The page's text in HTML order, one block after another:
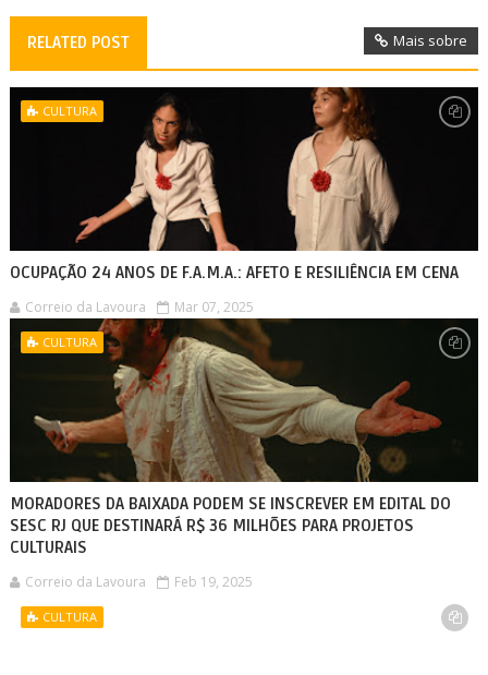
RELATED POST Mais sobre
CULTURA
OCUPAÇÃO 24 ANOS DE F.A.M.A.: AFETO E RESILIÊNCIA EM CENA
Correio da Lavoura Mar 07, 2025
CULTURA
MORADORES DA BAIXADA PODEM SE INSCREVER EM EDITAL DO
SESC RJ QUE DESTINARÁ R$ 36 MILHÕES PARA PROJETOS
CULTURAIS
Correio da Lavoura Feb 19, 2025
CULTURA